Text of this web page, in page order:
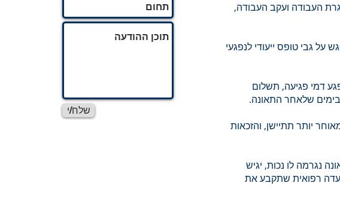
שלח/י
העבודה ועקב העבודה,
גבי טופס ייעודי לנפגעי
דמי פגיעה, תשלום
שלאחר התאונה.
יותר תתיישן, והזכאות
נגרמה לו נכות, יגיש
רפואית שתקבע את